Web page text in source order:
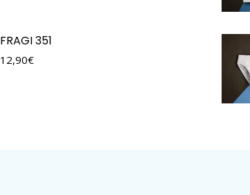
FRAGI 351
12,90€